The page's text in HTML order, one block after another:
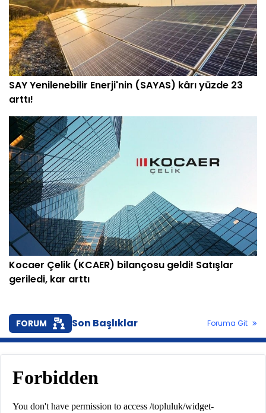
SAY Yenilenebilir Enerji'nin (SAYAS) kârı yüzde 23
arttı!
Kocaer Çelik (KCAER) bilançosu geldi! Satışlar
geriledi, kar arttı
FORUM Son Başlıklar Foruma Git